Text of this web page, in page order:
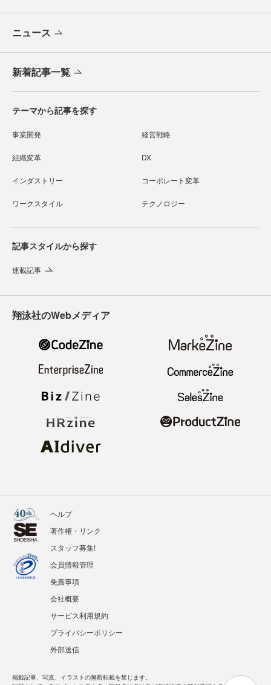
ニュース
新着記事一覧
テーマから記事を探す
事業開発 経営戦略
組織変革 DX
インダストリー コーポレート変革
ワークスタイル テクノロジー
記事スタイルから探す
連載記事
翔泳社のWebメディア
ヘルプ
著作権・リンク
スタッフ募集!
会員情報管理
免責事項
会社概要
サービス利用規約
プライバシーポリシー
外部送信